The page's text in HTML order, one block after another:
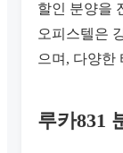
할인 분양을
오피스텔은
으며, 다양한
루카831